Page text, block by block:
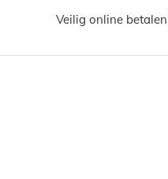
Veilig online betalen